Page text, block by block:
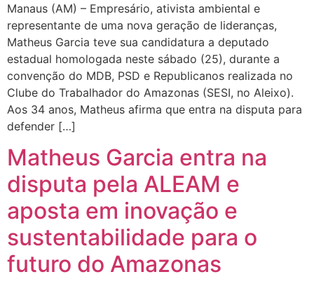
Manaus (AM) – Empresário, ativista ambiental e
representante de uma nova geração de lideranças,
Matheus Garcia teve sua candidatura a deputado
estadual homologada neste sábado (25), durante a
convenção do MDB, PSD e Republicanos realizada no
Clube do Trabalhador do Amazonas (SESI, no Aleixo).
Aos 34 anos, Matheus afirma que entra na disputa para
defender […]
Matheus Garcia entra na
disputa pela ALEAM e
aposta em inovação e
sustentabilidade para o
futuro do Amazonas